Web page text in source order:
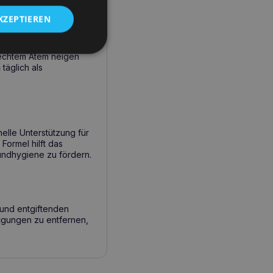
Atem neigen
als
Unterstützung für
hilft das
zu fördern.
entgiftenden
zu entfernen,